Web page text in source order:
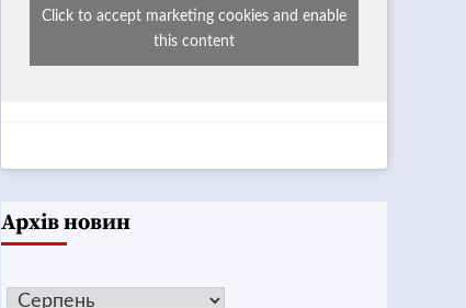
Click to accept marketing cookies and enable
this content
Архів новин